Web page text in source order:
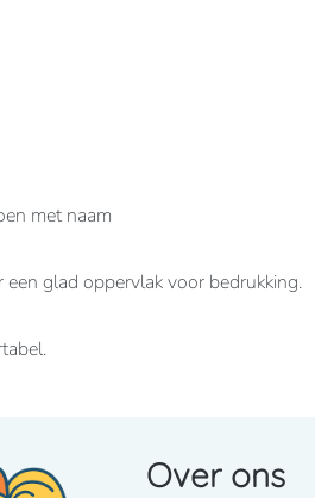
met naam
een glad oppervlak voor bedrukking.
Over ons